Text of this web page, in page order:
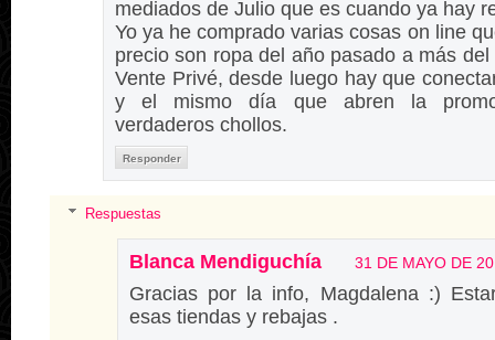
mediados de Julio que es cuando ya hay
Yo ya he comprado varias cosas on line
precio son ropa del año pasado a más
Vente Privé, desde luego hay que
y el mismo día que abren la
verdaderos chollos.
Responder
Respuestas
Blanca Mendiguchía 31 DE MAYO DE
Gracias por la info, Magdalena :)
esas tiendas y rebajas .